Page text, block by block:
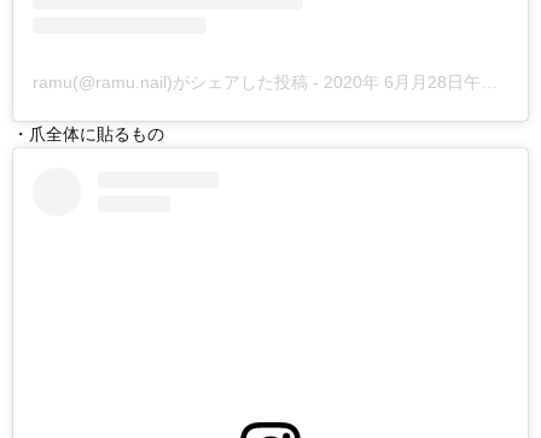
ramu(@ramu.nail)がシェアした投稿 - 2020年 6月月28日午後3時11分PDT
・爪全体に貼るもの